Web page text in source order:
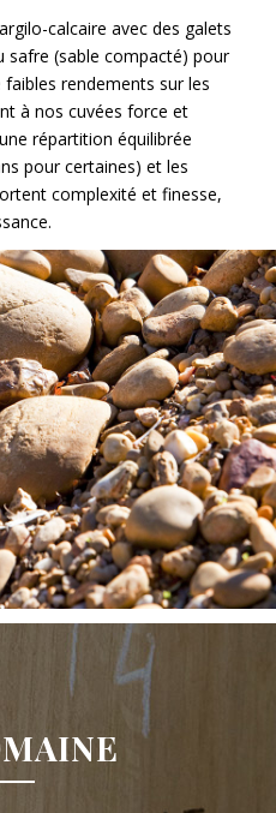
calcaire avec des galets
safre (sable compacté) pour
rendements sur les
à nos cuvées force et
répartition équilibrée
pour certaines) et les
complexité et finesse,